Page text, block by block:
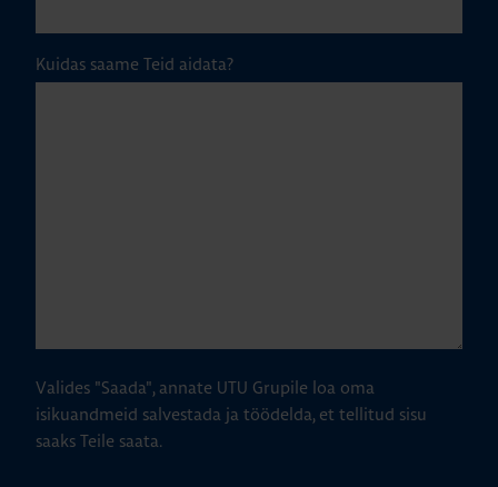
Kuidas saame Teid aidata?
Valides "Saada", annate UTU Grupile loa oma
isikuandmeid salvestada ja töödelda, et tellitud sisu
saaks Teile saata.